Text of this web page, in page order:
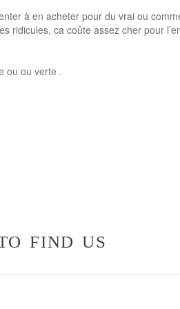
à en acheter pour du vrai ou
ridicules, ca coûte assez cher pour
ou ou verte .
find us